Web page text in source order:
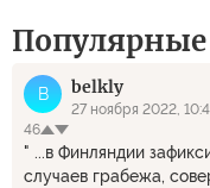
B belkly
27 ноября 2022,
46
" ...в Финляндии
случаев грабежа,